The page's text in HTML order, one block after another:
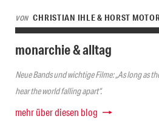
VON CHRISTIAN IHLE & HORST
monarchie & alltag
Neue Bands und wichtige Filme: „As long as
hear the world falling apart“.
mehr über diesen blog